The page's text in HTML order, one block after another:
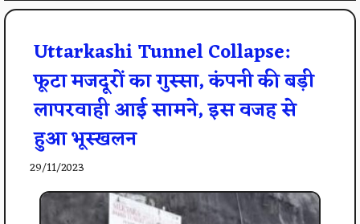
Uttarkashi Tunnel Collapse:
फूटा मजदूरों का गुस्सा, कंपनी की बड़ी
लापरवाही आई सामने, इस वजह से
हुआ भूस्खलन
29/11/2023